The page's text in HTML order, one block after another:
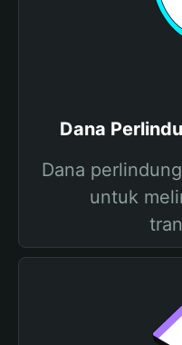
Dana
Dana
untuk